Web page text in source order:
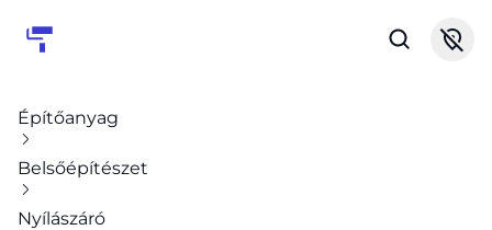
Építőanyag
Belsőépítészet
Nyílászáró